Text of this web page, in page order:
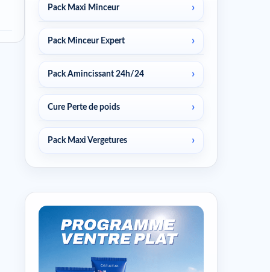
Pack Maxi Minceur
Pack Minceur Expert
Pack Amincissant 24h/24
Cure Perte de poids
Pack Maxi Vergetures